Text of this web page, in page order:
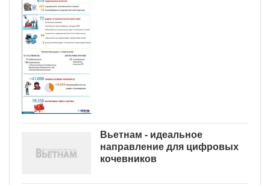
Вьетнам - идеальное
направление для цифровых
кочевников